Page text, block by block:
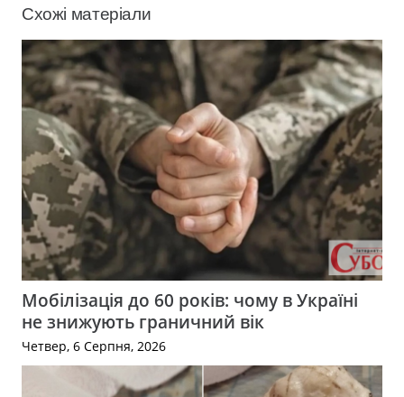
Схожі матеріали
Мобілізація до 60 років: чому в Україні
не знижують граничний вік
Четвер, 6 Серпня, 2026